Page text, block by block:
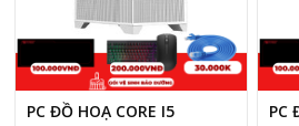
PC ĐỒ HOẠ CORE I5
PC